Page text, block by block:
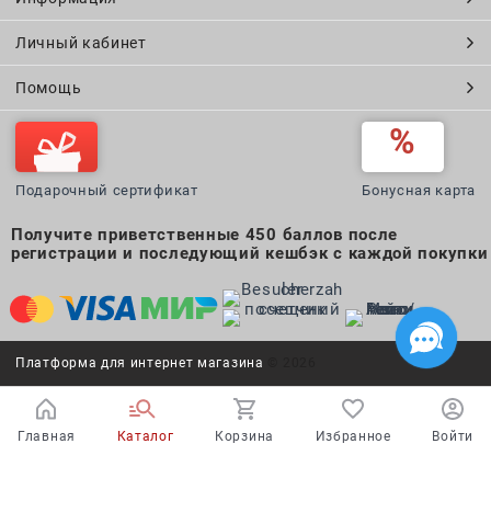
Личный кабинет
Помощь
Подарочный сертификат Бонусная карта
Получите приветственные 450 баллов после
регистрации и последующий кешбэк с каждой покупки
Платформа для интернет магазина
Главная Каталог Корзина Избранное Войти